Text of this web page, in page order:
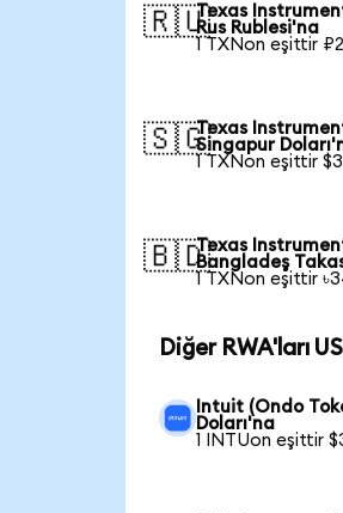
🇷🇺Texas
Rus Rublesi'na
1 TXNon eşittir
🇸🇬Texas
Singapur
1 TXNon eşittir
🇧🇩Texas
Bangladeş
1 TXNon eşittir
Diğer RWA'ları
Intuit (Ondo
Doları'na
1 INTUon eşittir